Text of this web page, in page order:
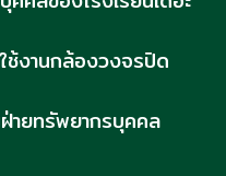
ช้งานกล้องวงจรปิด
ายทรัพยากรบุคคล